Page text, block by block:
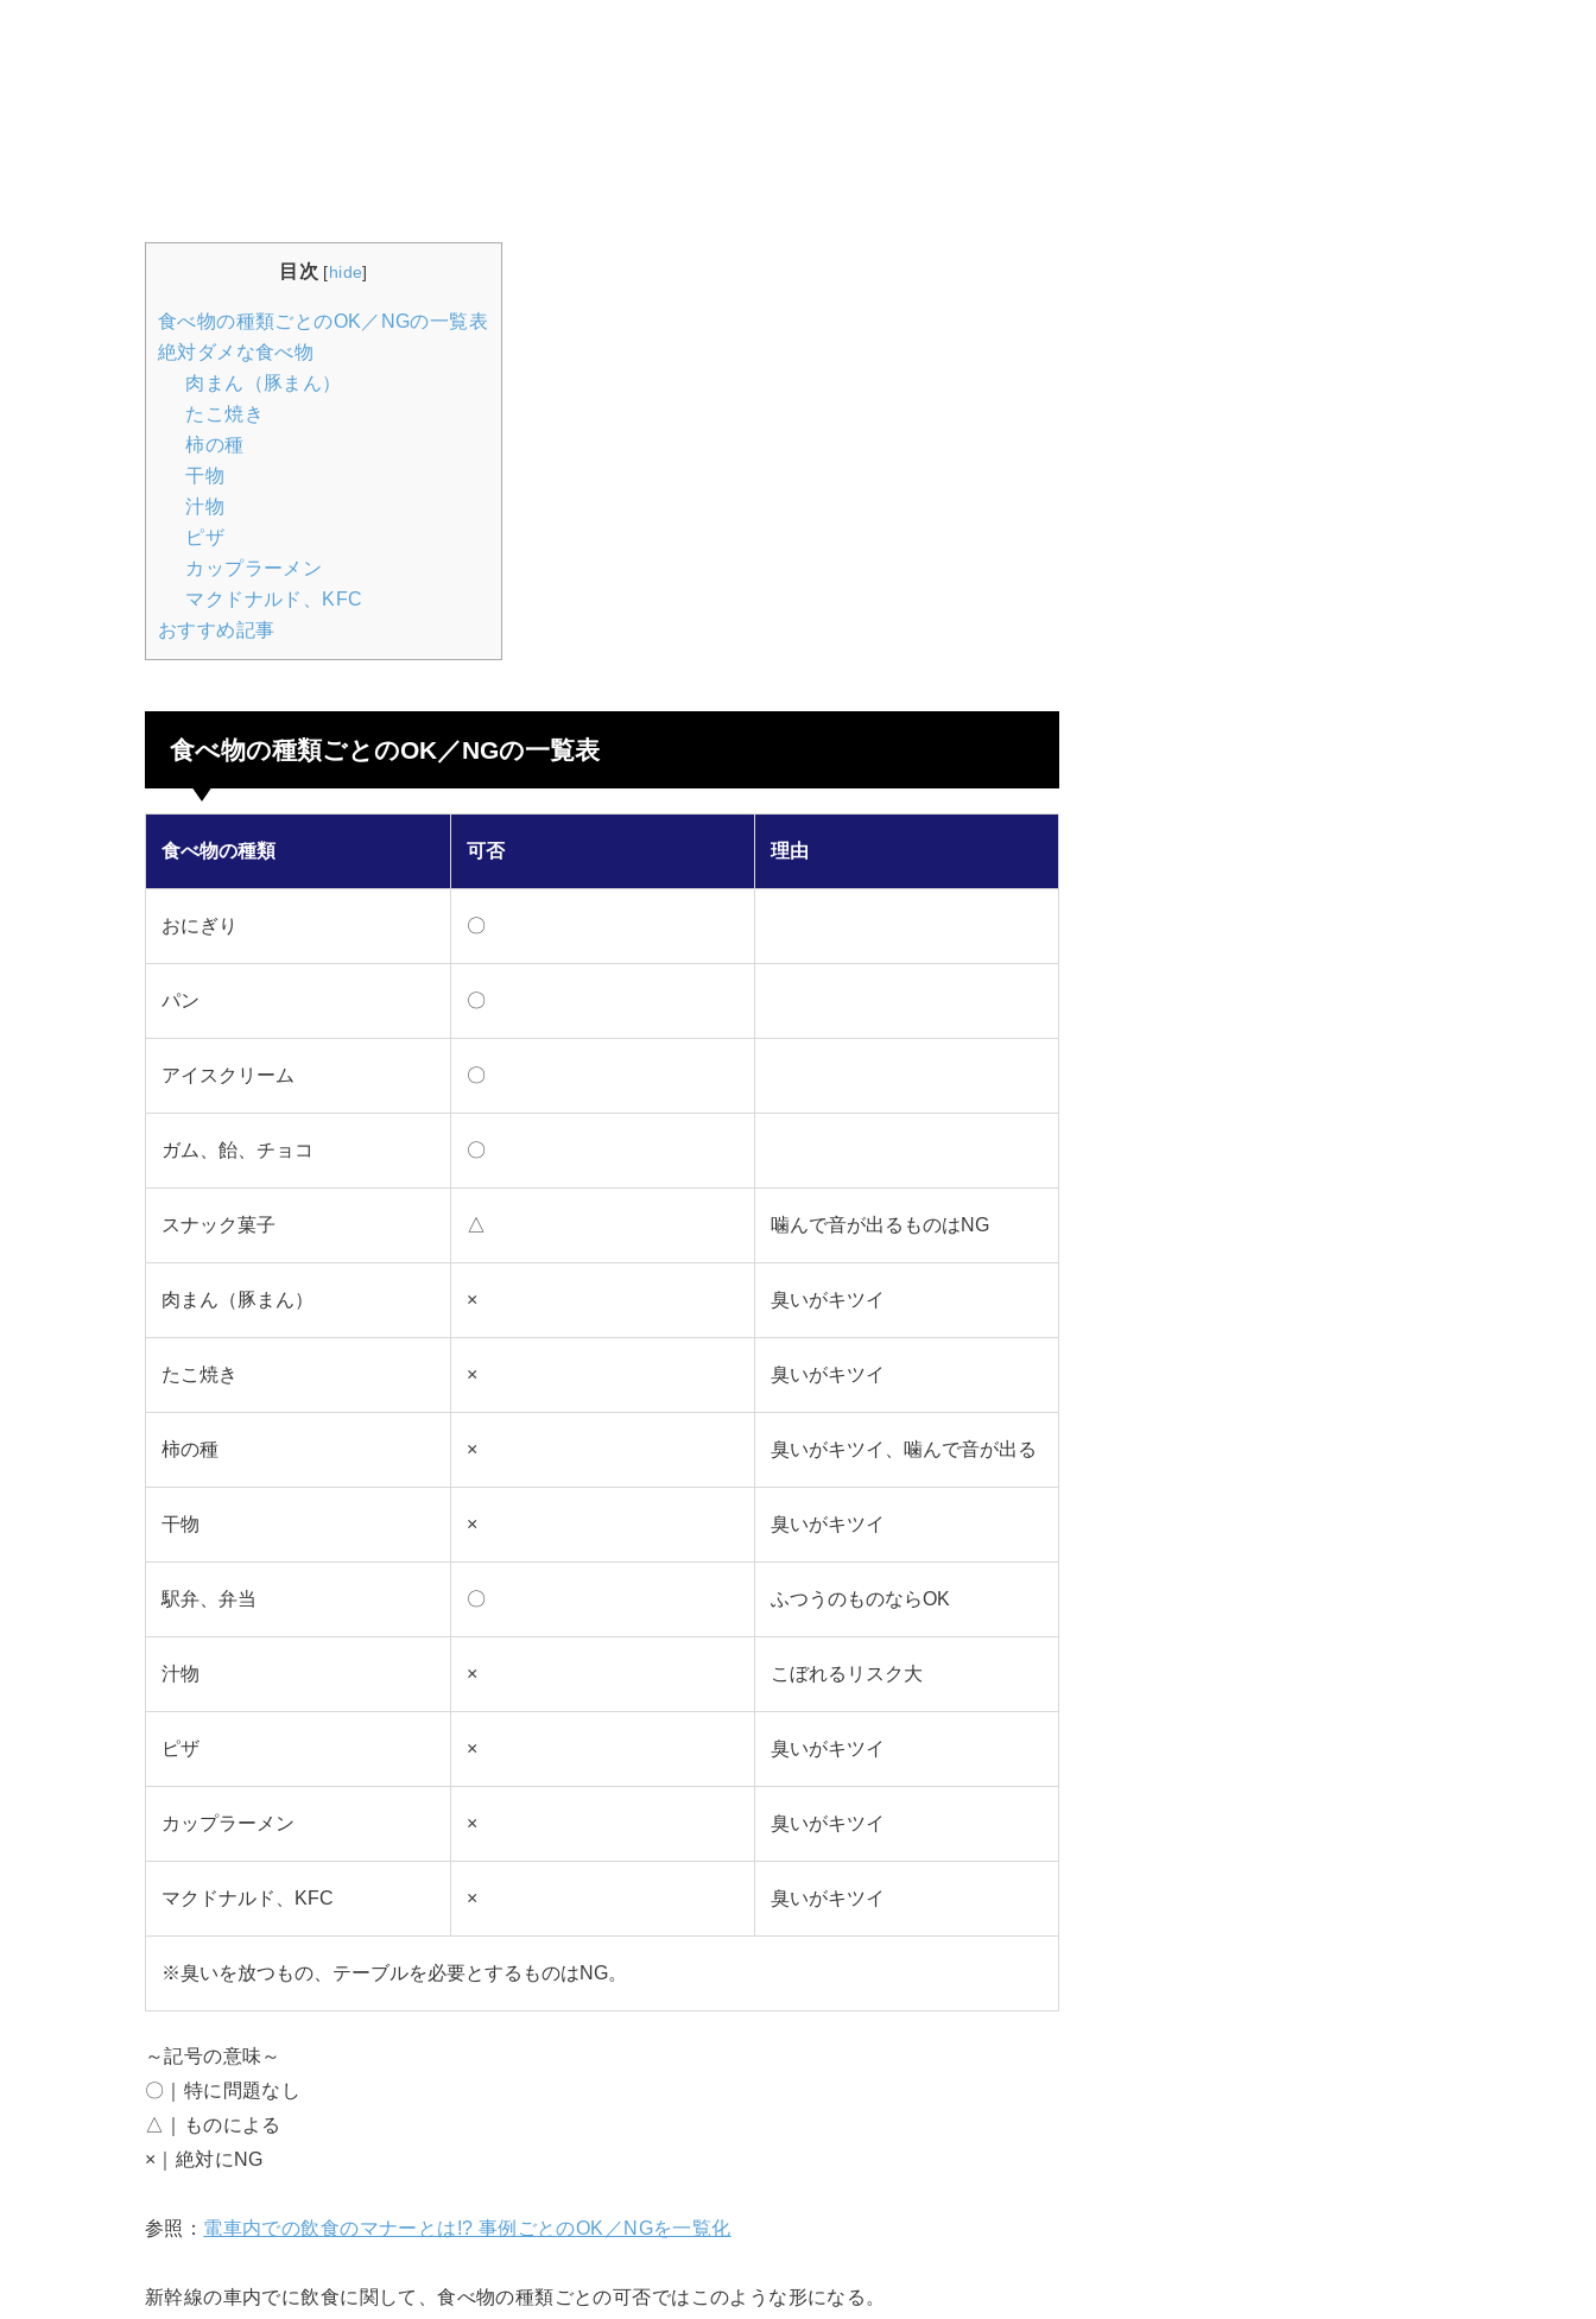
目次 [hide]
食べ物の種類ごとのOK／NGの一覧表
絶対ダメな食べ物
肉まん（豚まん）
たこ焼き
柿の種
干物
汁物
ピザ
カップラーメン
マクドナルド、KFC
おすすめ記事
食べ物の種類ごとのOK／NGの一覧表
食べ物の種類 可否 理由
おにぎり 〇
パン 〇
アイスクリーム 〇
ガム、飴、チョコ 〇
スナック菓子 △ 噛んで音が出るものはNG
肉まん（豚まん） × 臭いがキツイ
たこ焼き × 臭いがキツイ
柿の種 × 臭いがキツイ、噛んで音が出る
干物 × 臭いがキツイ
駅弁、弁当 〇 ふつうのものならOK
汁物 × こぼれるリスク大
ピザ × 臭いがキツイ
カップラーメン × 臭いがキツイ
マクドナルド、KFC × 臭いがキツイ
※臭いを放つもの、テーブルを必要とするものはNG。
～記号の意味～
〇｜特に問題なし
△｜ものによる
×｜絶対にNG
参照： 電車内での飲食のマナーとは!? 事例ごとのOK／NGを一覧化
新幹線の車内でに飲食に関して、食べ物の種類ごとの可否ではこのような形になる。